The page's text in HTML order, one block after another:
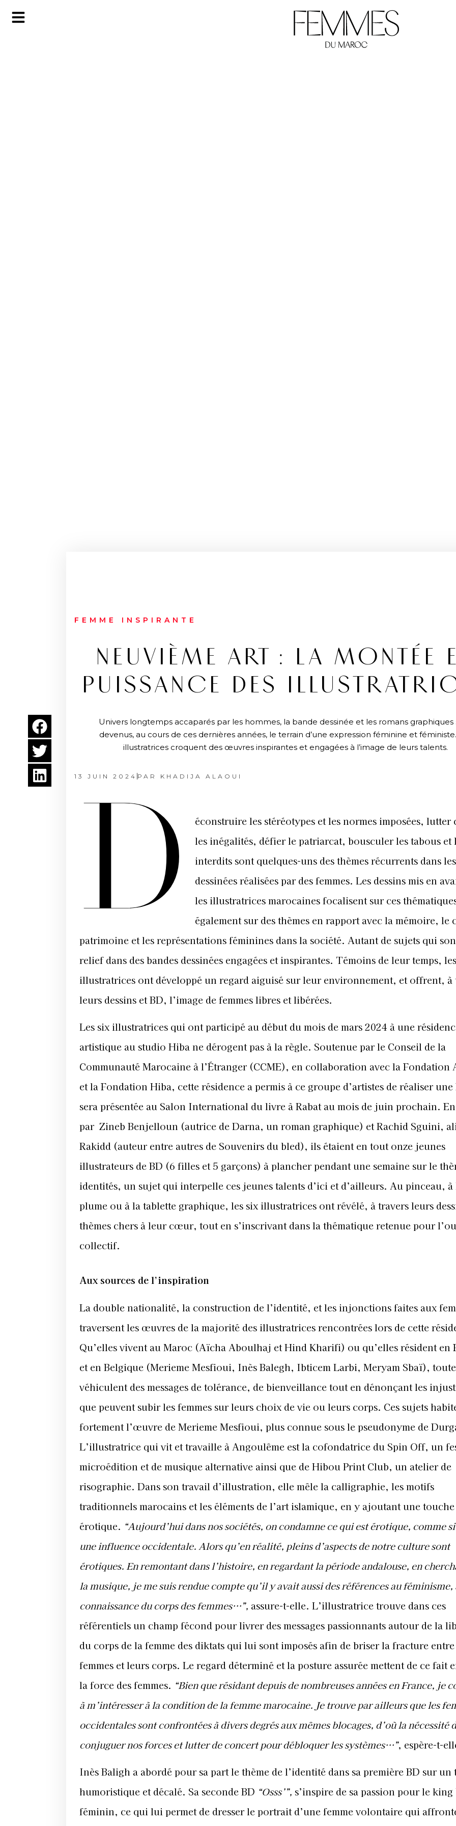
FEMME INSPIRANTE
NEUVIÈME ART : LA MONTÉE
PUISSANCE DES
Univers longtemps accaparés par les hommes, la bande dessinée et les romans graphiques
devenus, au cours de ces dernières années, le terrain d’une expression féminine et
illustratrices croquent des œuvres inspirantes et engagées à l’image de leurs talents.
13 JUIN 2024 PAR KHADIJA ALAOUI
D
éconstruire les stéréotypes et les normes imposées, lutter
les inégalités, défier le patriarcat, bousculer les tabous et
interdits sont quelques-uns des thèmes récurrents dans
dessinées réalisées par des femmes. Les dessins mis en
les illustratrices marocaines focalisent sur ces
également sur des thèmes en rapport avec la mémoire, le
patrimoine et les représentations féminines dans la société. Autant de sujets qui
relief dans des bandes dessinées engagées et inspirantes. Témoins de leur temps, les
illustratrices ont développé un regard aiguisé sur leur environnement, et offrent, à
leurs dessins et BD, l’image de femmes libres et libérées.
Les six illustratrices qui ont participé au début du mois de mars 2024 à une
artistique au studio Hiba ne dérogent pas à la règle. Soutenue par le Conseil de la
Communauté Marocaine à l’Étranger (CCME), en collaboration avec la Fondation
et la Fondation Hiba, cette résidence a permis à ce groupe d’artistes de réaliser
sera présentée au Salon International du livre à Rabat au mois de juin prochain.
par Zineb Benjelloun (autrice de Darna, un roman graphique) et Rachid Sguini,
Rakidd (auteur entre autres de Souvenirs du bled), ils étaient en tout onze jeunes
illustrateurs de BD (6 filles et 5 garçons) à plancher pendant une semaine sur le
identités, un sujet qui interpelle ces jeunes talents d’ici et d’ailleurs. Au pinceau, à
plume ou à la tablette graphique, les six illustratrices ont révélé, à travers leurs
thèmes chers à leur cœur, tout en s’inscrivant dans la thématique retenue pour
collectif.
Aux sources de l’inspiration
La double nationalité, la construction de l’identité, et les injonctions faites aux
traversent les œuvres de la majorité des illustratrices rencontrées lors de cette
Qu’elles vivent au Maroc (Aïcha Aboulhaj et Hind Kharifi) ou qu’elles résident en
et en Belgique (Merieme Mesfioui, Inès Balegh, Ibticem Larbi, Meryam Sbaï),
véhiculent des messages de tolérance, de bienveillance tout en dénonçant les
que peuvent subir les femmes sur leurs choix de vie ou leurs corps. Ces sujets
fortement l’œuvre de Merieme Mesfioui, plus connue sous le pseudonyme de
L’illustratrice qui vit et travaille à Angoulême est la cofondatrice du Spin Off, un
microédition et de musique alternative ainsi que de Hibou Print Club, un atelier de
risographie. Dans son travail d’illustration, elle mêle la calligraphie, les motifs
traditionnels marocains et les éléments de l’art islamique, en y ajoutant une touche
érotique. “Aujourd’hui dans nos sociétés, on condamne ce qui est érotique, comme
une influence occidentale. Alors qu’en réalité, pleins d’aspects de notre culture sont
érotiques. En remontant dans l’histoire, en regardant la période andalouse, en
la musique, je me suis rendue compte qu’il y avait aussi des références au féminisme,
connaissance du corps des femmes…”, assure-t-elle. L’illustratrice trouve dans ces
référentiels un champ fécond pour livrer des messages passionnants autour de la
du corps de la femme des diktats qui lui sont imposés afin de briser la fracture entre
femmes et leurs corps. Le regard déterminé et la posture assurée mettent de ce fait
la force des femmes. “Bien que résidant depuis de nombreuses années en France, je
à m’intéresser à la condition de la femme marocaine. Je trouve par ailleurs que les
occidentales sont confrontées à divers degrés aux mêmes blocages, d’où la nécessité
conjuguer nos forces et lutter de concert pour débloquer les systèmes…”, espère-t-
Inès Baligh a abordé pour sa part le thème de l’identité dans sa première BD sur un
humoristique et décalé. Sa seconde BD “Osss’”, s’inspire de sa passion pour le
féminin, ce qui lui permet de dresser le portrait d’une femme volontaire qui